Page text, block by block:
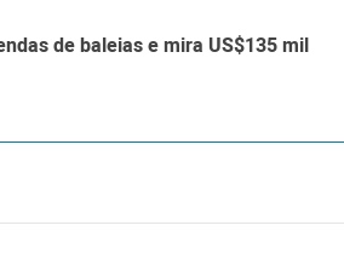
de baleias e mira US$135 mil